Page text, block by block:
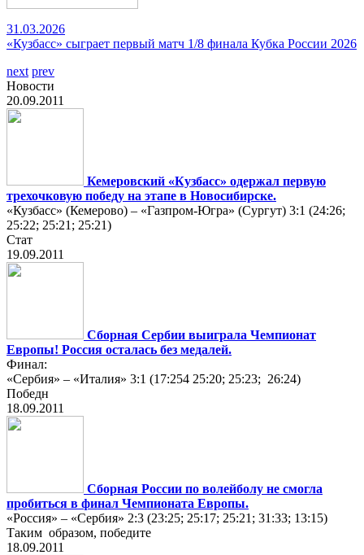
31.03.2026
«Кузбасс» сыграет первый матч 1/8 финала Кубка России 2026
next prev
Новости
20.09.2011
Кемеровский «Кузбасс» одержал первую
трехочковую победу на этапе в Новосибирске.
«Кузбасс» (Кемерово) – «Газпром-Югра» (Сургут) 3:1 (24:26;
25:22; 25:21; 25:21)
Стат
19.09.2011
Сборная Сербии выиграла Чемпионат
Европы! Россия осталаcь без медалей.
Финал:
«Сербия» – «Италия» 3:1 (17:254 25:20; 25:23; 26:24)
Победн
18.09.2011
Сборная России по волейболу не смогла
пробиться в финал Чемпионата Европы.
«Россия» – «Сербия» 2:3 (23:25; 25:17; 25:21; 31:33; 13:15)
Таким образом, победите
18.09.2011